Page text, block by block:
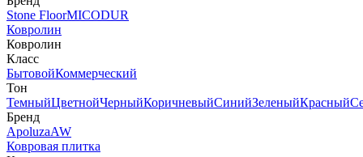
Stone FloorMICODUR
Ковролин
Ковролин
Класс
БытовойКоммерческий
Тон
ТемныйЦветнойЧерныйКоричневыйСинийЗеленыйКрасный
Бренд
ApoluzaAW
Ковровая плитка